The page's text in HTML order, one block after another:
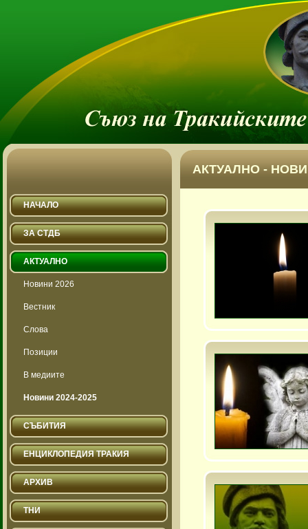
АКТУАЛНО -
НАЧАЛО
ЗА СТДБ
АКТУАЛНО
Новини 2026
Вестник
Слова
Позиции
В медиите
Новини 2024-2025
СЪБИТИЯ
ЕНЦИКЛОПЕДИЯ ТРАКИЯ
АРХИВ
ТНИ